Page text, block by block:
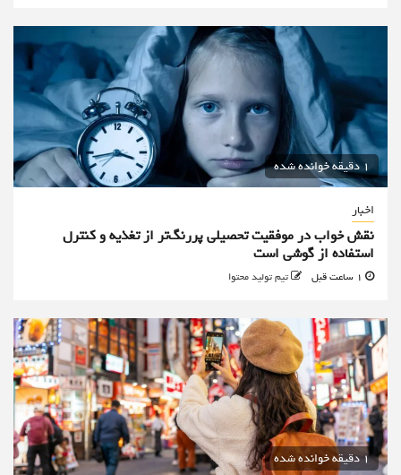
1 دقیقه خوانده شده
اخبار
نقش خواب در موفقیت تحصیلی پررنگ‌تر از تغذیه و کنترل
استفاده از گوشی است
تیم تولید محتوا
1 دقیقه خوانده شده